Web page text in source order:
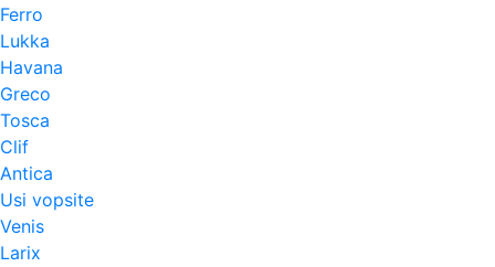
Ferro
Lukka
Havana
Greco
Tosca
Clif
Antica
Usi vopsite
Venis
Larix